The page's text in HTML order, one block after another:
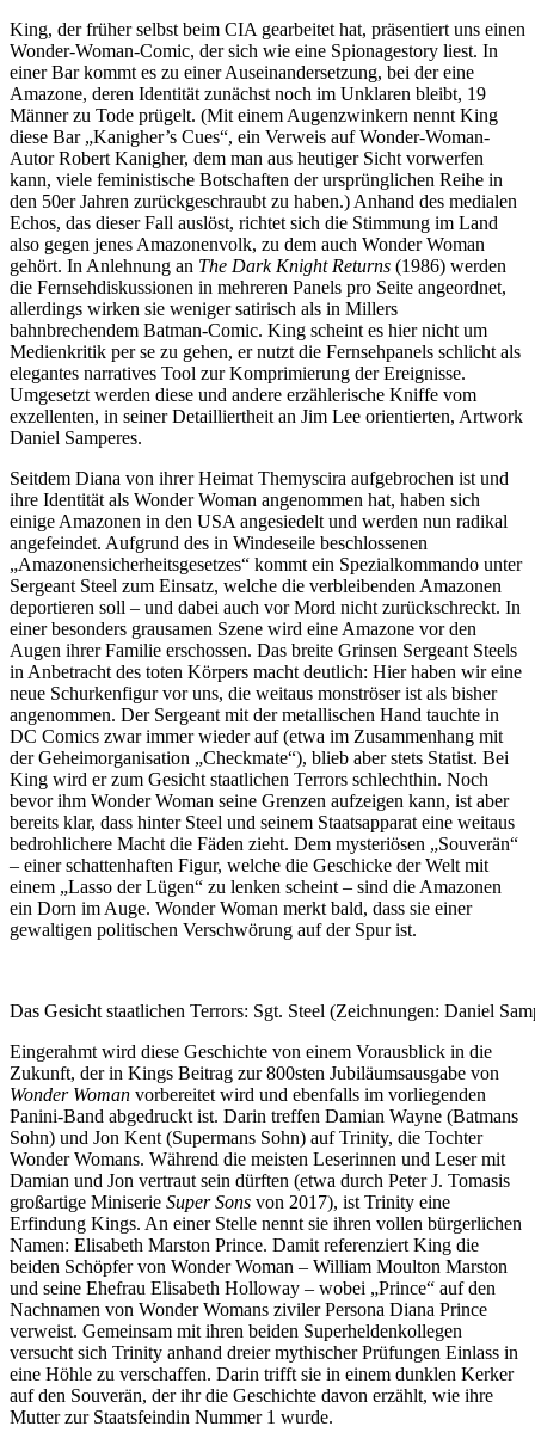
King, der früher selbst beim CIA gearbeitet hat, präsentiert uns einen
Wonder-Woman-Comic, der sich wie eine Spionagestory liest. In
einer Bar kommt es zu einer Auseinandersetzung, bei der eine
Amazone, deren Identität zunächst noch im Unklaren bleibt, 19
Männer zu Tode prügelt. (Mit einem Augenzwinkern nennt King
diese Bar „Kanigher’s Cues“, ein Verweis auf Wonder-Woman-
Autor Robert Kanigher, dem man aus heutiger Sicht vorwerfen
kann, viele feministische Botschaften der ursprünglichen Reihe in
den 50er Jahren zurückgeschraubt zu haben.) Anhand des medialen
Echos, das dieser Fall auslöst, richtet sich die Stimmung im Land
also gegen jenes Amazonenvolk, zu dem auch Wonder Woman
gehört. In Anlehnung an The Dark Knight Returns (1986) werden
die Fernsehdiskussionen in mehreren Panels pro Seite angeordnet,
allerdings wirken sie weniger satirisch als in Millers
bahnbrechendem Batman-Comic. King scheint es hier nicht um
Medienkritik per se zu gehen, er nutzt die Fernsehpanels schlicht als
elegantes narratives Tool zur Komprimierung der Ereignisse.
Umgesetzt werden diese und andere erzählerische Kniffe vom
exzellenten, in seiner Detailliertheit an Jim Lee orientierten, Artwork
Daniel Samperes.
Seitdem Diana von ihrer Heimat Themyscira aufgebrochen ist und
ihre Identität als Wonder Woman angenommen hat, haben sich
einige Amazonen in den USA angesiedelt und werden nun radikal
angefeindet. Aufgrund des in Windeseile beschlossenen
„Amazonensicherheitsgesetzes“ kommt ein Spezialkommando unter
Sergeant Steel zum Einsatz, welche die verbleibenden Amazonen
deportieren soll – und dabei auch vor Mord nicht zurückschreckt. In
einer besonders grausamen Szene wird eine Amazone vor den
Augen ihrer Familie erschossen. Das breite Grinsen Sergeant Steels
in Anbetracht des toten Körpers macht deutlich: Hier haben wir eine
neue Schurkenfigur vor uns, die weitaus monströser ist als bisher
angenommen. Der Sergeant mit der metallischen Hand tauchte in
DC Comics zwar immer wieder auf (etwa im Zusammenhang mit
der Geheimorganisation „Checkmate“), blieb aber stets Statist. Bei
King wird er zum Gesicht staatlichen Terrors schlechthin. Noch
bevor ihm Wonder Woman seine Grenzen aufzeigen kann, ist aber
bereits klar, dass hinter Steel und seinem Staatsapparat eine weitaus
bedrohlichere Macht die Fäden zieht. Dem mysteriösen „Souverän“
– einer schattenhaften Figur, welche die Geschicke der Welt mit
einem „Lasso der Lügen“ zu lenken scheint – sind die Amazonen
ein Dorn im Auge. Wonder Woman merkt bald, dass sie einer
gewaltigen politischen Verschwörung auf der Spur ist.
Das Gesicht staatlichen Terrors: Sgt. Steel (Zeichnungen: Daniel
Eingerahmt wird diese Geschichte von einem Vorausblick in die
Zukunft, der in Kings Beitrag zur 800sten Jubiläumsausgabe von
Wonder Woman vorbereitet wird und ebenfalls im vorliegenden
Panini-Band abgedruckt ist. Darin treffen Damian Wayne (Batmans
Sohn) und Jon Kent (Supermans Sohn) auf Trinity, die Tochter
Wonder Womans. Während die meisten Leserinnen und Leser mit
Damian und Jon vertraut sein dürften (etwa durch Peter J. Tomasis
großartige Miniserie Super Sons von 2017), ist Trinity eine
Erfindung Kings. An einer Stelle nennt sie ihren vollen bürgerlichen
Namen: Elisabeth Marston Prince. Damit referenziert King die
beiden Schöpfer von Wonder Woman – William Moulton Marston
und seine Ehefrau Elisabeth Holloway – wobei „Prince“ auf den
Nachnamen von Wonder Womans ziviler Persona Diana Prince
verweist. Gemeinsam mit ihren beiden Superheldenkollegen
versucht sich Trinity anhand dreier mythischer Prüfungen Einlass in
eine Höhle zu verschaffen. Darin trifft sie in einem dunklen Kerker
auf den Souverän, der ihr die Geschichte davon erzählt, wie ihre
Mutter zur Staatsfeindin Nummer 1 wurde.